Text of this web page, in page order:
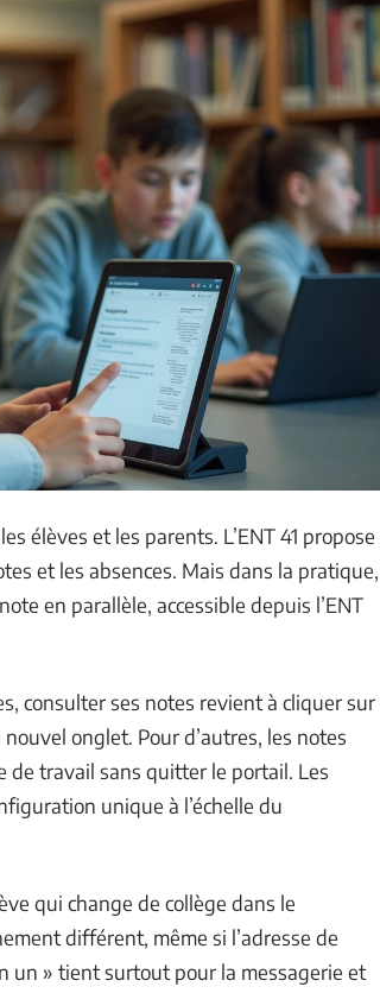
élèves et les parents. L’ENT 41 propose
et les absences. Mais dans la pratique,
en parallèle, accessible depuis l’ENT
consulter ses notes revient à cliquer sur
onglet. Pour d’autres, les notes
de travail sans quitter le portail. Les
unique à l’échelle du
qui change de collège dans le
différent, même si l’adresse de
un » tient surtout pour la messagerie et